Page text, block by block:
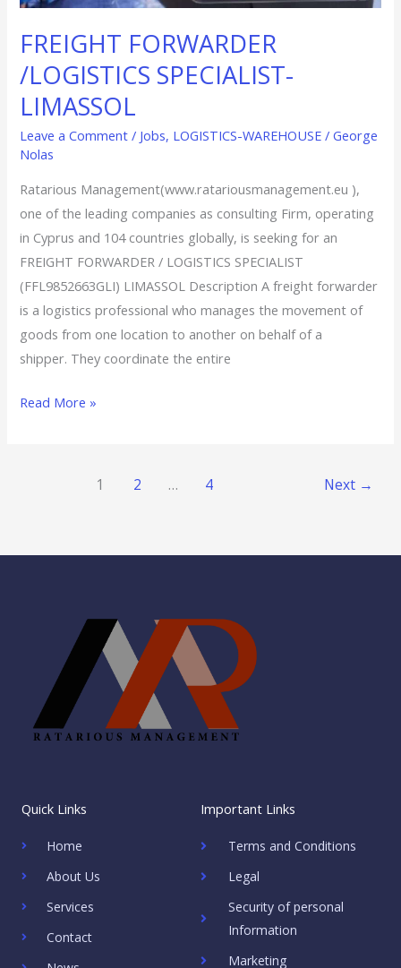
FREIGHT FORWARDER
/LOGISTICS SPECIALIST-
LIMASSOL
Leave a Comment / Jobs, LOGISTICS-WAREHOUSE /George
Nolas
Ratarious Management(www.ratariousmanagement.eu ),
one of the leading companies as consulting Firm, operating
in Cyprus and 104 countries globally, is seeking for an
FREIGHT FORWARDER / LOGISTICS SPECIALIST
(FFL9852663GLI) LIMASSOL Description A freight forwarder
is a logistics professional who manages the movement of
goods from one location to another on behalf of a
shipper. They coordinate the entire
Read More »
1 2 … 4 Next →
Quick Links
Home
About Us
Services
Contact
Important Links
Terms and Conditions
Legal
Security of personal
Information
Marketing